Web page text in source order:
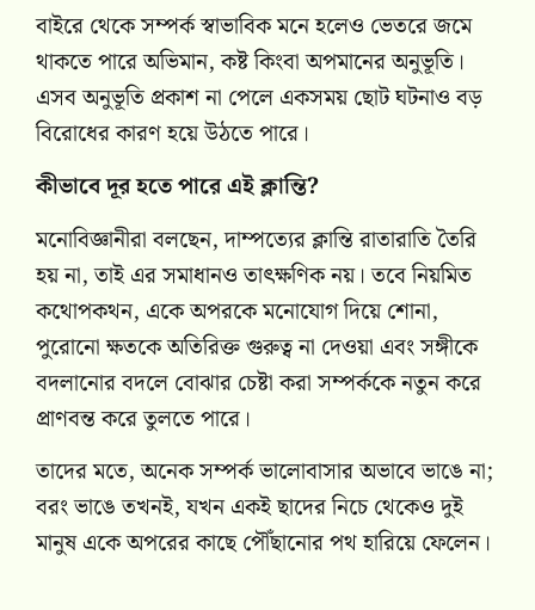
বাইরে থেকে সম্পর্ক স্বাভাবিক মনে হলেও ভেতরে জমে
থাকতে পারে অভিমান, কষ্ট কিংবা অপমানের অনুভূতি।
এসব অনুভূতি প্রকাশ না পেলে একসময় ছোট ঘটনাও বড়
বিরোধের কারণ হয়ে উঠতে পারে।
কীভাবে দূর হতে পারে এই ক্লান্তি?
মনোবিজ্ঞানীরা বলছেন, দাম্পত্যের ক্লান্তি রাতারাতি তৈরি
হয় না, তাই এর সমাধানও তাৎক্ষণিক নয়। তবে নিয়মিত
কথোপকথন, একে অপরকে মনোযোগ দিয়ে শোনা,
পুরোনো ক্ষতকে অতিরিক্ত গুরুত্ব না দেওয়া এবং সঙ্গীকে
বদলানোর বদলে বোঝার চেষ্টা করা সম্পর্ককে নতুন করে
প্রাণবন্ত করে তুলতে পারে।
তাদের মতে, অনেক সম্পর্ক ভালোবাসার অভাবে ভাঙে না;
বরং ভাঙে তখনই, যখন একই ছাদের নিচে থেকেও দুই
মানুষ একে অপরের কাছে পৌঁছানোর পথ হারিয়ে ফেলেন।